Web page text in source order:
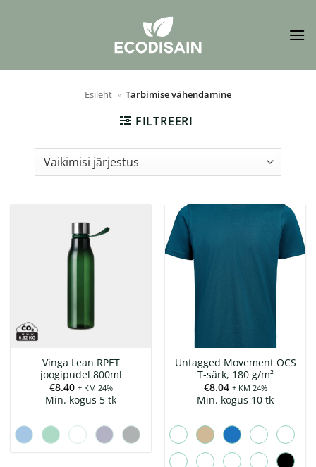
Esileht » Tarbimise vähendamine
FILTREERI
Vinga Lean RPET
joogipudel 800ml
€8.40 + KM 24%
Min. kogus 5 tk
Untagged Movement OCS
T-särk, 180 g/m²
€8.04 + KM 24%
Min. kogus 10 tk